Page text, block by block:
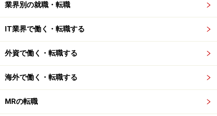
業界別の就職・転職
IT業界で働く・転職する
外資で働く・転職する
海外で働く・転職する
MRの転職